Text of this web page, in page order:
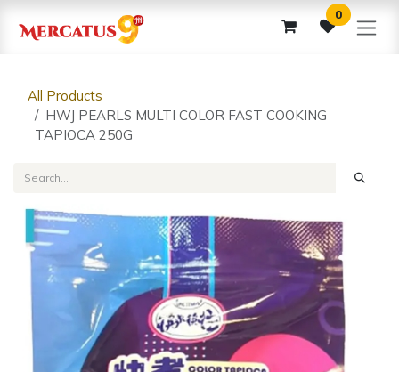
0
All Products
HWJ PEARLS MULTI COLOR FAST COOKING
TAPIOCA 250G